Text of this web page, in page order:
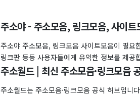
주소야 - 주소모음, 링크모음, 사이
주소야 주소모음, 링크모음 사이트모음이 필
링크판 등등 사용자들에게 유익한 정보를 제공
주소월드 | 최신 주소모음·링크모음
주소월드는 주소모음·링크모음 공식 허브입니